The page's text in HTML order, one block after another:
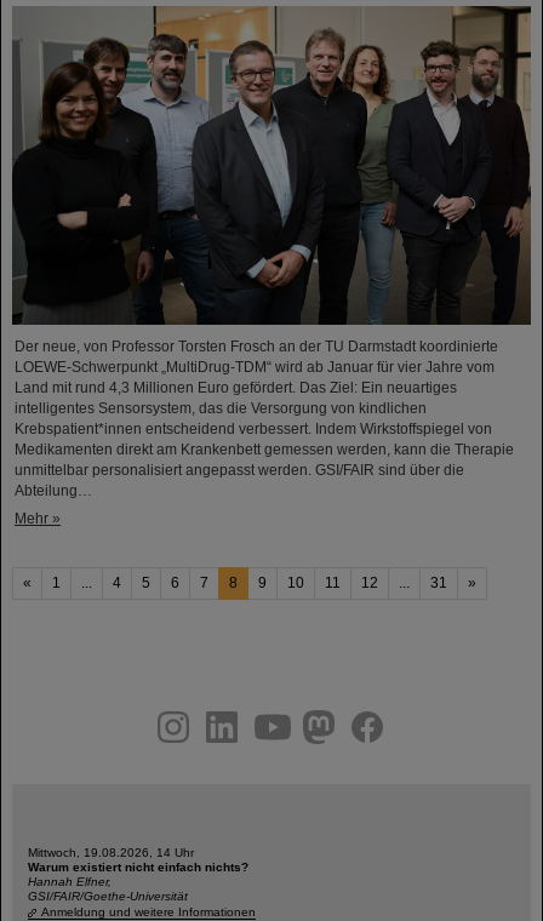
Der neue, von Professor Torsten Frosch an der TU Darmstadt koordinierte
LOEWE-Schwerpunkt „MultiDrug-TDM“ wird ab Januar für vier Jahre vom
Land mit rund 4,3 Millionen Euro gefördert. Das Ziel: Ein neuartiges
intelligentes Sensorsystem, das die Versorgung von kindlichen
Krebspatient*innen entscheidend verbessert. Indem Wirkstoffspiegel von
Medikamenten direkt am Krankenbett gemessen werden, kann die Therapie
unmittelbar personalisiert angepasst werden. GSI/FAIR sind über die
Abteilung…
Mehr »
« 1 ... 4 5 6 7 8 9 10 11 12 ... 31 »
youtubehelmholtz.socialfacebook
Mittwoch, 19.08.2026, 14 Uhr
Warum existiert nicht einfach nichts?
Hannah Elfner,
GSI/FAIR/Goethe-Universität
Anmeldung und weitere Informationen